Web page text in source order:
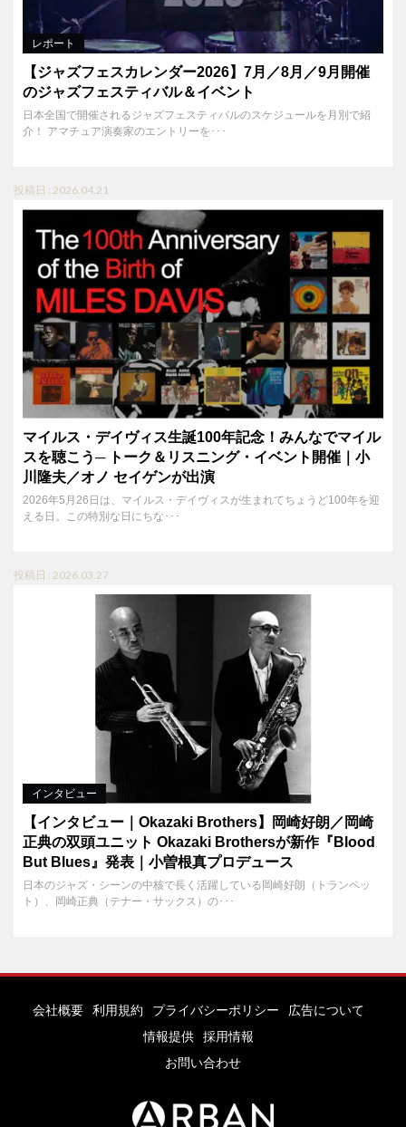
レポート
【ジャズフェスカレンダー2026】7月／8月／9月開催
のジャズフェスティバル＆イベント
日本全国で開催されるジャズフェスティバルのスケジュールを月別で紹
介！ アマチュア演奏家のエントリーを･･･
投稿日 : 2026.04.21
マイルス・デイヴィス生誕100年記念！みんなでマイル
スを聴こう─ トーク＆リスニング・イベント開催｜小
川隆夫／オノ セイゲンが出演
2026年5月26日は、マイルス・デイヴィスが生まれてちょうど100年を迎
える日。この特別な日にちな･･･
投稿日 : 2026.03.27
インタビュー
【インタビュー｜Okazaki Brothers】岡崎好朗／岡崎
正典の双頭ユニット Okazaki Brothersが新作『Blood
But Blues』発表｜小曽根真プロデュース
日本のジャズ・シーンの中核で長く活躍している岡崎好朗（トランペッ
ト）、岡崎正典（テナー・サックス）の･･･
会社概要 利用規約 プライバシーポリシー
広告について
情報提供
採用情報
お問い合わせ